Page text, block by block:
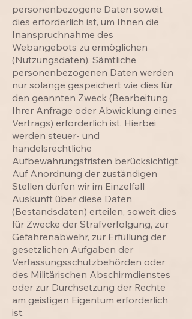
personenbezogene Daten soweit
dies erforderlich ist, um Ihnen die
Inanspruchnahme des
Webangebots zu ermöglichen
(Nutzungsdaten). Sämtliche
personenbezogenen Daten werden
nur solange gespeichert wie dies für
den geannten Zweck (Bearbeitung
Ihrer Anfrage oder Abwicklung eines
Vertrags) erforderlich ist. Hierbei
werden steuer- und
handelsrechtliche
Aufbewahrungsfristen berücksichtigt.
Auf Anordnung der zuständigen
Stellen dürfen wir im Einzelfall
Auskunft über diese Daten
(Bestandsdaten) erteilen, soweit dies
für Zwecke der Strafverfolgung, zur
Gefahrenabwehr, zur Erfüllung der
gesetzlichen Aufgaben der
Verfassungsschutzbehörden oder
des Militärischen Abschirmdienstes
oder zur Durchsetzung der Rechte
am geistigen Eigentum erforderlich
ist.